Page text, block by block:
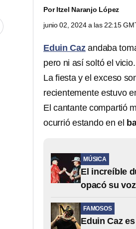
PorItzel Naranjo López
junio 02, 2024 a las 22:15
Eduin Cazandaba
pero ni así soltó el vicio.
La fiesta y el exceso
recientemente estuvo
El cantante compartió
ocurrió estando en el
MÚSICA
El increíble
opacó su voz
FAMOSOS
Eduin Caz